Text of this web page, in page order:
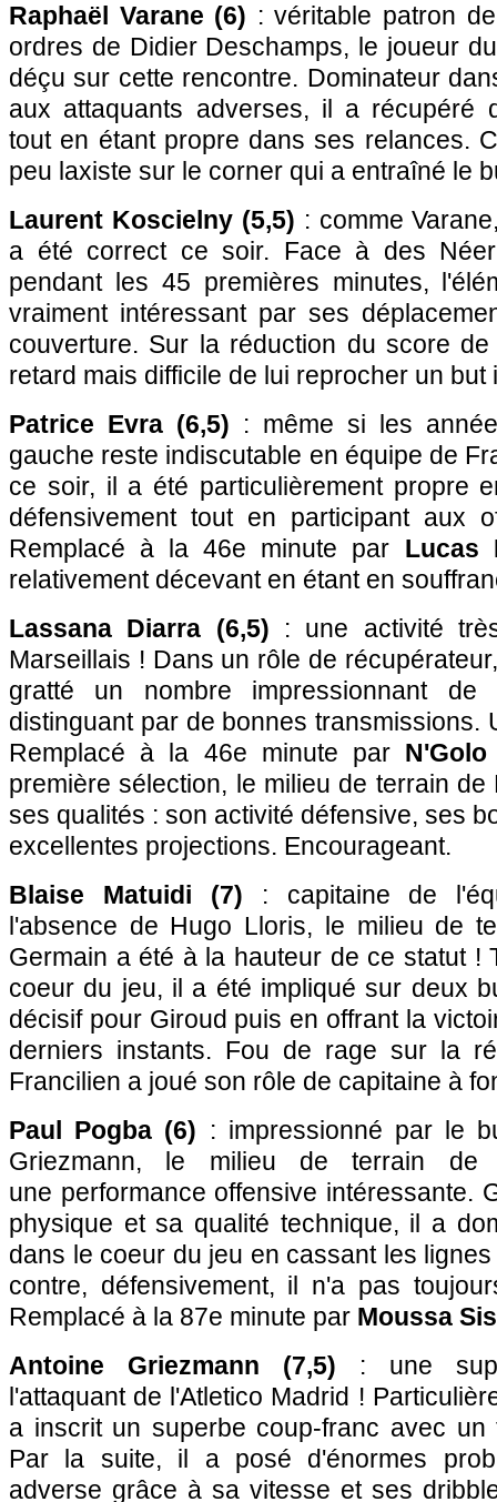
Raphaël Varane (6) : véritable patron
ordres de Didier Deschamps, le joueur
déçu sur cette rencontre. Dominateur
aux attaquants adverses, il a récupéré
tout en étant propre dans ses relances.
peu laxiste sur le corner qui a entraîné le
Laurent Koscielny (5,5) : comme
a été correct ce soir. Face à des
pendant les 45 premières minutes,
vraiment intéressant par ses
couverture. Sur la réduction du score
retard mais difficile de lui reprocher un but
Patrice Evra (6,5) : même si les
gauche reste indiscutable en équipe de
ce soir, il a été particulièrement propre
défensivement tout en participant aux
Remplacé à la 46e minute par Lucas
relativement décevant en étant en
Lassana Diarra (6,5) : une activité
Marseillais ! Dans un rôle de
gratté un nombre impressionnant
distinguant par de bonnes transmissions.
Remplacé à la 46e minute par
première sélection, le milieu de terrain
ses qualités : son activité défensive, ses
excellentes projections. Encourageant.
Blaise Matuidi (7) : capitaine de
l'absence de Hugo Lloris, le milieu de
Germain a été à la hauteur de ce statut !
coeur du jeu, il a été impliqué sur deux
décisif pour Giroud puis en offrant la
derniers instants. Fou de rage sur la
Francilien a joué son rôle de capitaine à
Paul Pogba (6) : impressionné par le
Griezmann, le milieu de terrain
une performance offensive intéressante.
physique et sa qualité technique, il a
dans le coeur du jeu en cassant les
contre, défensivement, il n'a pas
Remplacé à la 87e minute par Moussa
Antoine Griezmann (7,5) : une
l'attaquant de l'Atletico Madrid !
a inscrit un superbe coup-franc avec
Par la suite, il a posé d'énormes
adverse grâce à sa vitesse et ses